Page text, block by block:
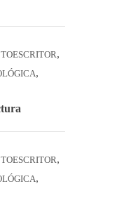
,
,
,
,